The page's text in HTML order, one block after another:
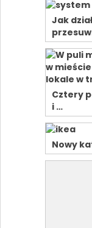
Jak
Cztery
i …
Nowy